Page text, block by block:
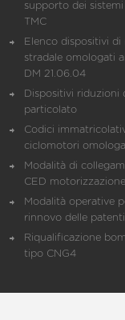
supporto dei sistemi
TMC
Elenco dispositivi di
stradale omologati
DM 21.06.04
Dispositivi riduzioni
particolato
Codici
ciclomotori
Modalità di
CED motorizzazione
Modalità operative
rinnovo delle patenti
Riqualificazione
tipo CNG4